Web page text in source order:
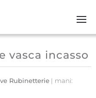
vasca incasso
Rubinetterie
mani: